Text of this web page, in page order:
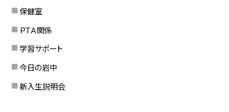
保健室
ＰＴＡ関係
学習サポート
今日の岩中
新入生説明会